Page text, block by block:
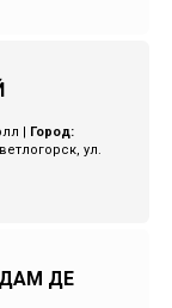
| Город:
ул.
ДЕ